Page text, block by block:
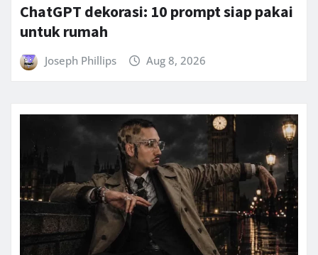
ChatGPT dekorasi: 10 prompt siap pakai
untuk rumah
Joseph Phillips Aug 8, 2026